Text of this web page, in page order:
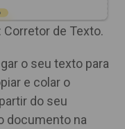
de Texto.
o seu texto para
e colar o
do seu
documento na